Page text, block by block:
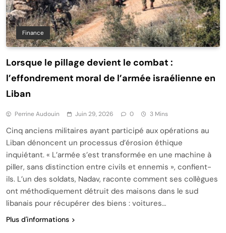
Finance
Lorsque le pillage devient le combat :
l’effondrement moral de l’armée israélienne en
Liban
Perrine Audouin Juin 29, 2026 0 3 Mins
Cinq anciens militaires ayant participé aux opérations au
Liban dénoncent un processus d’érosion éthique
inquiétant. « L’armée s’est transformée en une machine à
piller, sans distinction entre civils et ennemis », confient-
ils. L’un des soldats, Nadav, raconte comment ses collègues
ont méthodiquement détruit des maisons dans le sud
libanais pour récupérer des biens : voitures…
Plus d'informations